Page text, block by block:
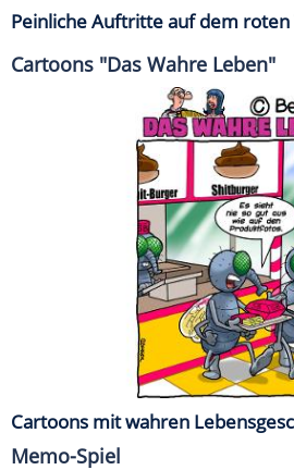
Peinliche Auftritte auf dem roten
Cartoons "Das Wahre Leben"
Cartoons mit wahren
Memo-Spiel